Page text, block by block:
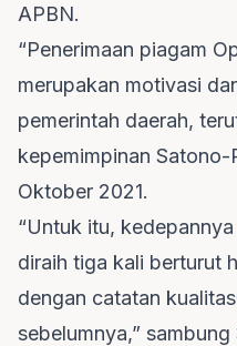
APBN.
“Penerimaan piagam
merupakan motivasi
pemerintah daerah,
kepemimpinan Satono-
Oktober 2021.
“Untuk itu,
diraih tiga kali berturut
dengan catatan
sebelumnya,” sambung